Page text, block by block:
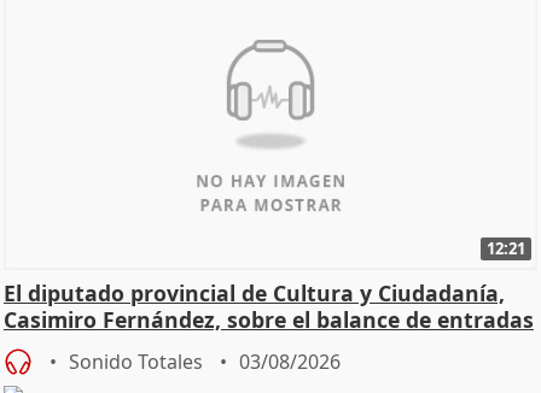
12:21
El diputado provincial de Cultura y Ciudadanía,
Casimiro Fernández, sobre el balance de entradas
Sonido Totales 03/08/2026